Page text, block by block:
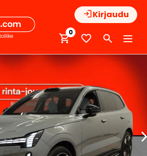
Kirjaudu
0